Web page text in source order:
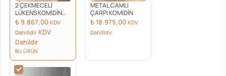
2 ÇEKMECELİ
LÜKENS KOMİDİN
mint yeşil
₺9.867,00 KDV
Dahilldir KDV
Dahildir
BU ÜRÜN
METAL CAMLI
ÇARPI KOMİDİN
₺18.975,00 KDV
Dahilldir